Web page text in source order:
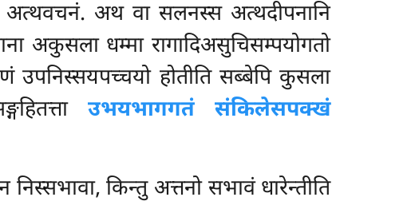
अत्थवचनं. अथ वा सलनस्स अत्थदीपनानि
अकुसला धम्मा रागादिअसुचिसम्पयोगतो
उपनिस्सयपच्चयो होतीति सब्बेपि कुसला
उभयभागगतं संकिलेसपक्खं
निस्सभावा, किन्तु अत्तनो सभावं धारेन्तीति